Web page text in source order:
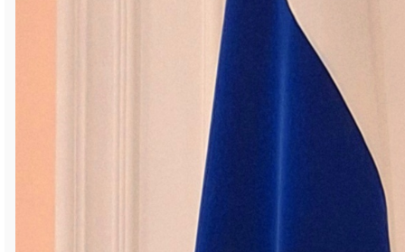
Вручая награды, губернатор Челябинской
области Алексей Текслер подчеркнул, что
сегодня в регионе закладывается